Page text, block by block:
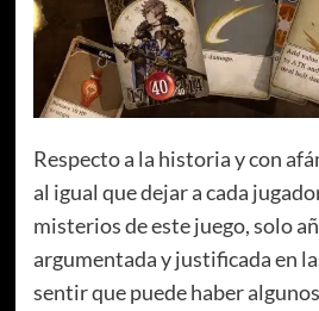
Respecto a la historia y con
al igual que dejar a cada
misterios de este juego, solo
argumentada y justificada en
sentir que puede haber